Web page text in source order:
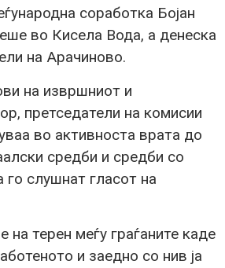
соработка Бојан
во Кисела Вода, а денеска
на Арачиново.
на извршниот и
претседатели на комисии
во активноста врата до
средби и средби со
го слушнат гласот на
на терен меѓу граѓаните каде
и заедно со нив ја